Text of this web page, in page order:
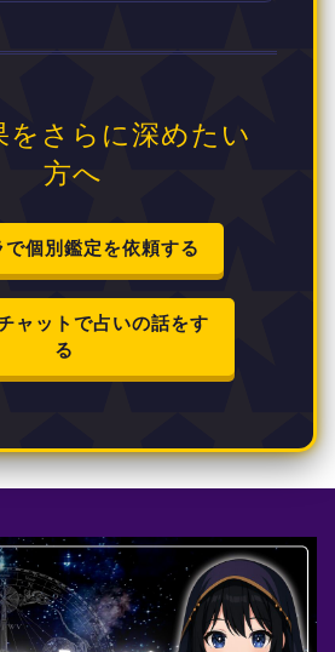
をさらに深めたい
方へ
で個別鑑定を依頼する
ャットで占いの話をす
る